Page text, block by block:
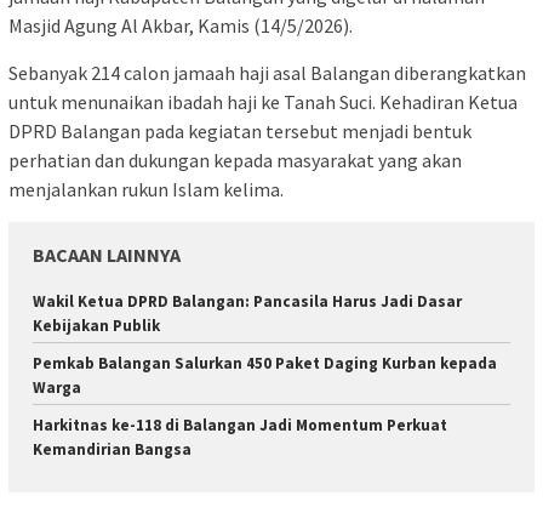
Masjid Agung Al Akbar, Kamis (14/5/2026).
Sebanyak 214 calon jamaah haji asal Balangan diberangkatkan
untuk menunaikan ibadah haji ke Tanah Suci. Kehadiran Ketua
DPRD Balangan pada kegiatan tersebut menjadi bentuk
perhatian dan dukungan kepada masyarakat yang akan
menjalankan rukun Islam kelima.
BACAAN LAINNYA
Wakil Ketua DPRD Balangan: Pancasila Harus Jadi Dasar
Kebijakan Publik
Pemkab Balangan Salurkan 450 Paket Daging Kurban kepada
Warga
Harkitnas ke-118 di Balangan Jadi Momentum Perkuat
Kemandirian Bangsa